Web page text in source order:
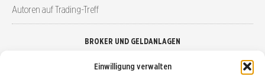
Einwilligung verwalten
Autoren auf Trading-Treff
BROKER UND GELDANLAGEN